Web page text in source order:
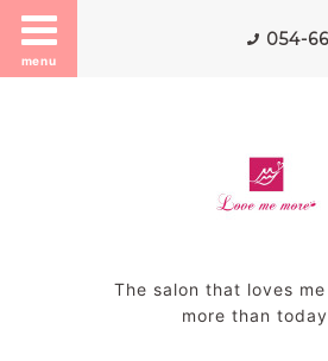
menu
054-
The salon that loves
more than